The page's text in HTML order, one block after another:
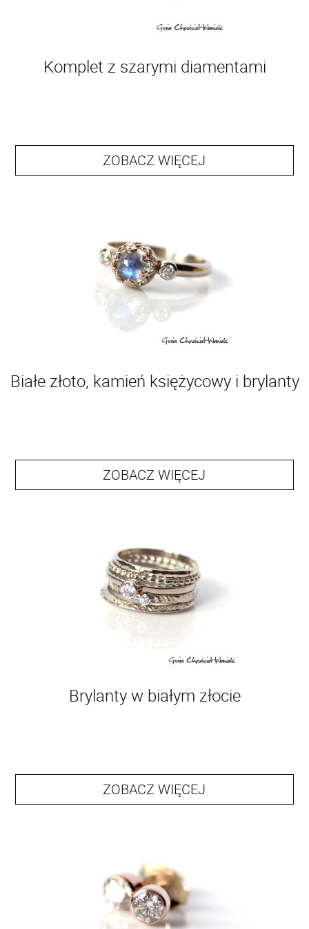
Komplet z szarymi diamentami
ZOBACZ WIĘCEJ
Białe złoto, kamień księżycowy i brylanty
ZOBACZ WIĘCEJ
Brylanty w białym złocie
ZOBACZ WIĘCEJ